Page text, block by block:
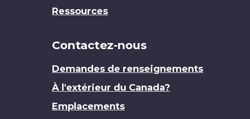
Ressources
Contactez-nous
Demandes de renseignements
À l'extérieur du Canada?
Emplacements